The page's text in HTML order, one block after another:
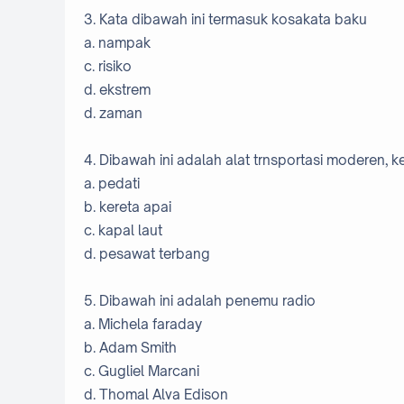
3. Kata dibawah ini termasuk kosakata baku
a. nampak
c. risiko
d. ekstrem
d. zaman
4. Dibawah ini adalah alat trnsportasi moderen,
a. pedati
b. kereta apai
c. kapal laut
d. pesawat terbang
5. Dibawah ini adalah penemu radio
a. Michela faraday
b. Adam Smith
c. Gugliel Marcani
d. Thomal Alva Edison